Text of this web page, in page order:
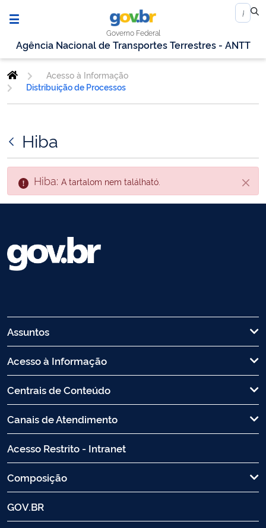
Governo Federal
Agência Nacional de Transportes Terrestres - ANTT
Acesso à Informação
Distribuição de Processos
Hiba
Zárás
Hiba: A tartalom nem található.
Assuntos
Acesso à Informação
Centrais de Conteúdo
Canais de Atendimento
Acesso Restrito - Intranet
Composição
GOV.BR